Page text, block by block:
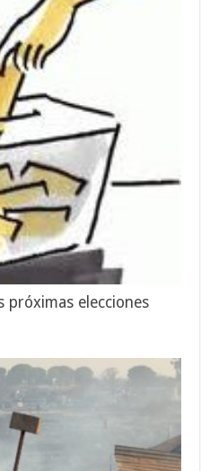
próximas elecciones